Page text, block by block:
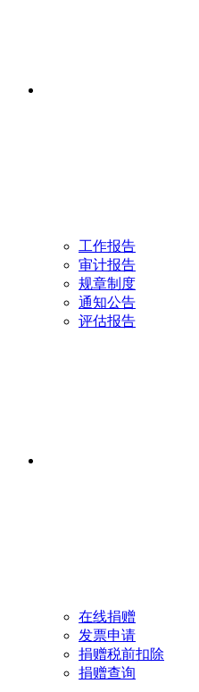
工作报告
审计报告
规章制度
通知公告
评估报告
在线捐赠
发票申请
捐赠税前扣除
捐赠查询